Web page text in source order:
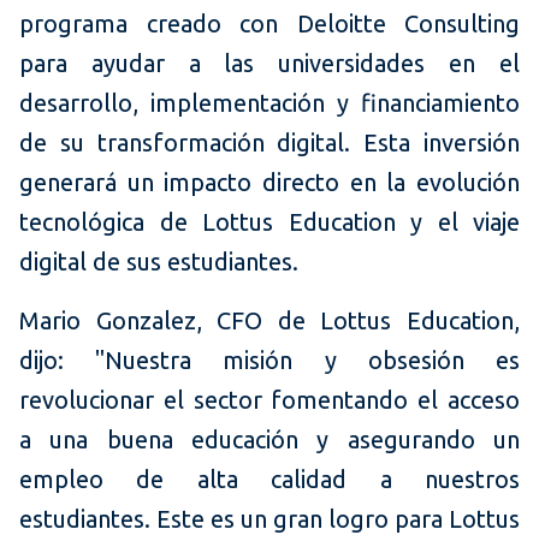
programa creado con Deloitte Consulting
para ayudar a las universidades en el
desarrollo, implementación y financiamiento
de su transformación digital. Esta inversión
generará un impacto directo en la evolución
tecnológica de Lottus Education y el viaje
digital de sus estudiantes.
Mario Gonzalez, CFO de Lottus Education,
dijo: "Nuestra misión y obsesión es
revolucionar el sector fomentando el acceso
a una buena educación y asegurando un
empleo de alta calidad a nuestros
estudiantes. Este es un gran logro para Lottus